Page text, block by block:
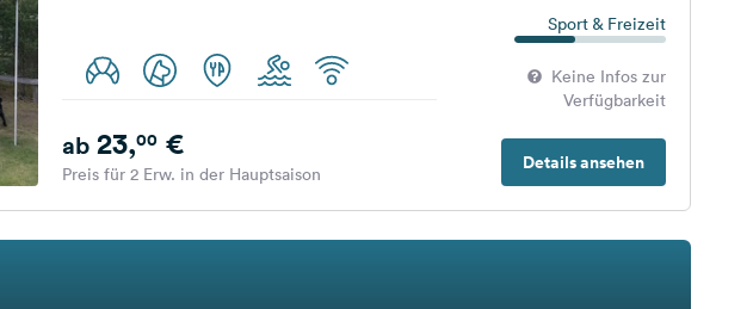
Sport & Freizeit
Keine Infos zur
Verfügbarkeit
Details ansehen
ab23,00€
Preis für 2 Erw. in der Hauptsaison